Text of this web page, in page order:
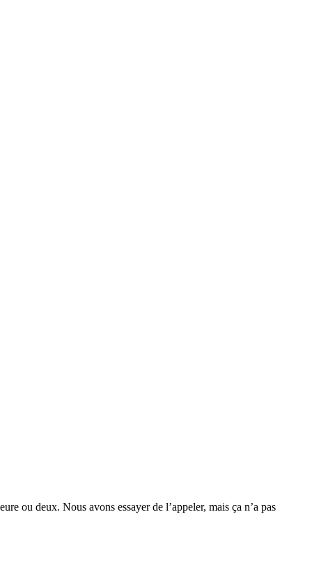
ou deux. Nous avons essayer de l’appeler, mais ça n’a pas